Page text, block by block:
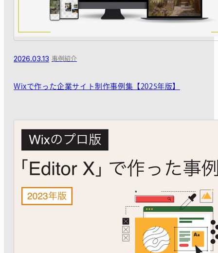
2026.03.13 事例紹介
Wixで作った企業サイト制作事例集【2025年版】